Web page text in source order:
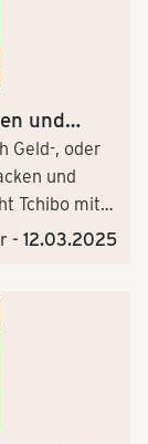
wie
Bitterkeit –
haben
und Karina,
Dr. By am
und
und
Geld-, oder
und
Tchibo mit
wie
wie der
Tchibo
- 12.03.2025